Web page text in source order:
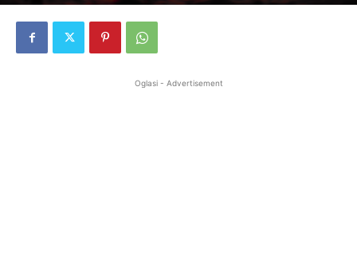
Oglasi - Advertisement